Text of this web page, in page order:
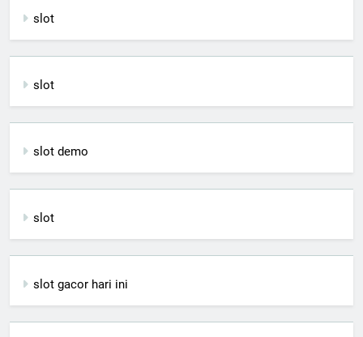
slot
slot
slot demo
slot
slot gacor hari ini